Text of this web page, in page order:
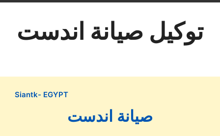
توكيل صيانة اندست
Siantk- EGYPT
صيانة اندست